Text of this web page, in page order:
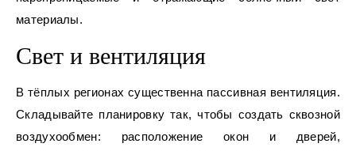
материалы.
Свет и вентиляция
В тёплых регионах существенна пассивная вентиляция.
Складывайте планировку так, чтобы создать сквозной
воздухообмен: расположение окон и дверей,